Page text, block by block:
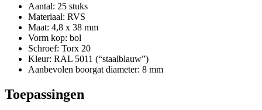
Voeg nog een plaat toe
Aantal: 25 stuks
Materiaal: RVS
Maat: 4,8 x 38 mm
Vorm kop: bol
Schroef: Torx 20
Kleur: RAL 5011 (“staalblauw”)
Aanbevolen boorgat diameter: 8 mm
Toepassingen